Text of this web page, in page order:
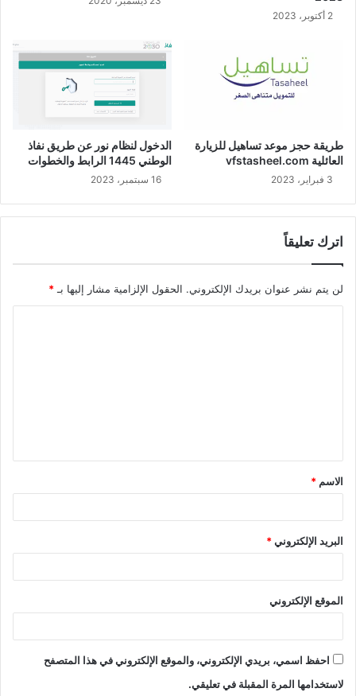
2 أكتوبر، 2023
طريقة حجز موعد تساهيل للزيارة
العائلية vfstasheel.com
3 فبراير، 2023
الدخول لنظام نور عن طريق نفاذ
الوطني 1445 الرابط والخطوات
16 سبتمبر، 2023
اترك تعليقاً
لن يتم نشر عنوان بريدك الإلكتروني. الحقول الإلزامية مشار إليها بـ*
ق
*
الاسم *
البريد الإلكتروني*
الموقع الإلكتروني
احفظ اسمي، بريدي الإلكتروني، والموقع الإلكتروني في هذا المتصفح
لاستخدامها المرة المقبلة في تعليقي.